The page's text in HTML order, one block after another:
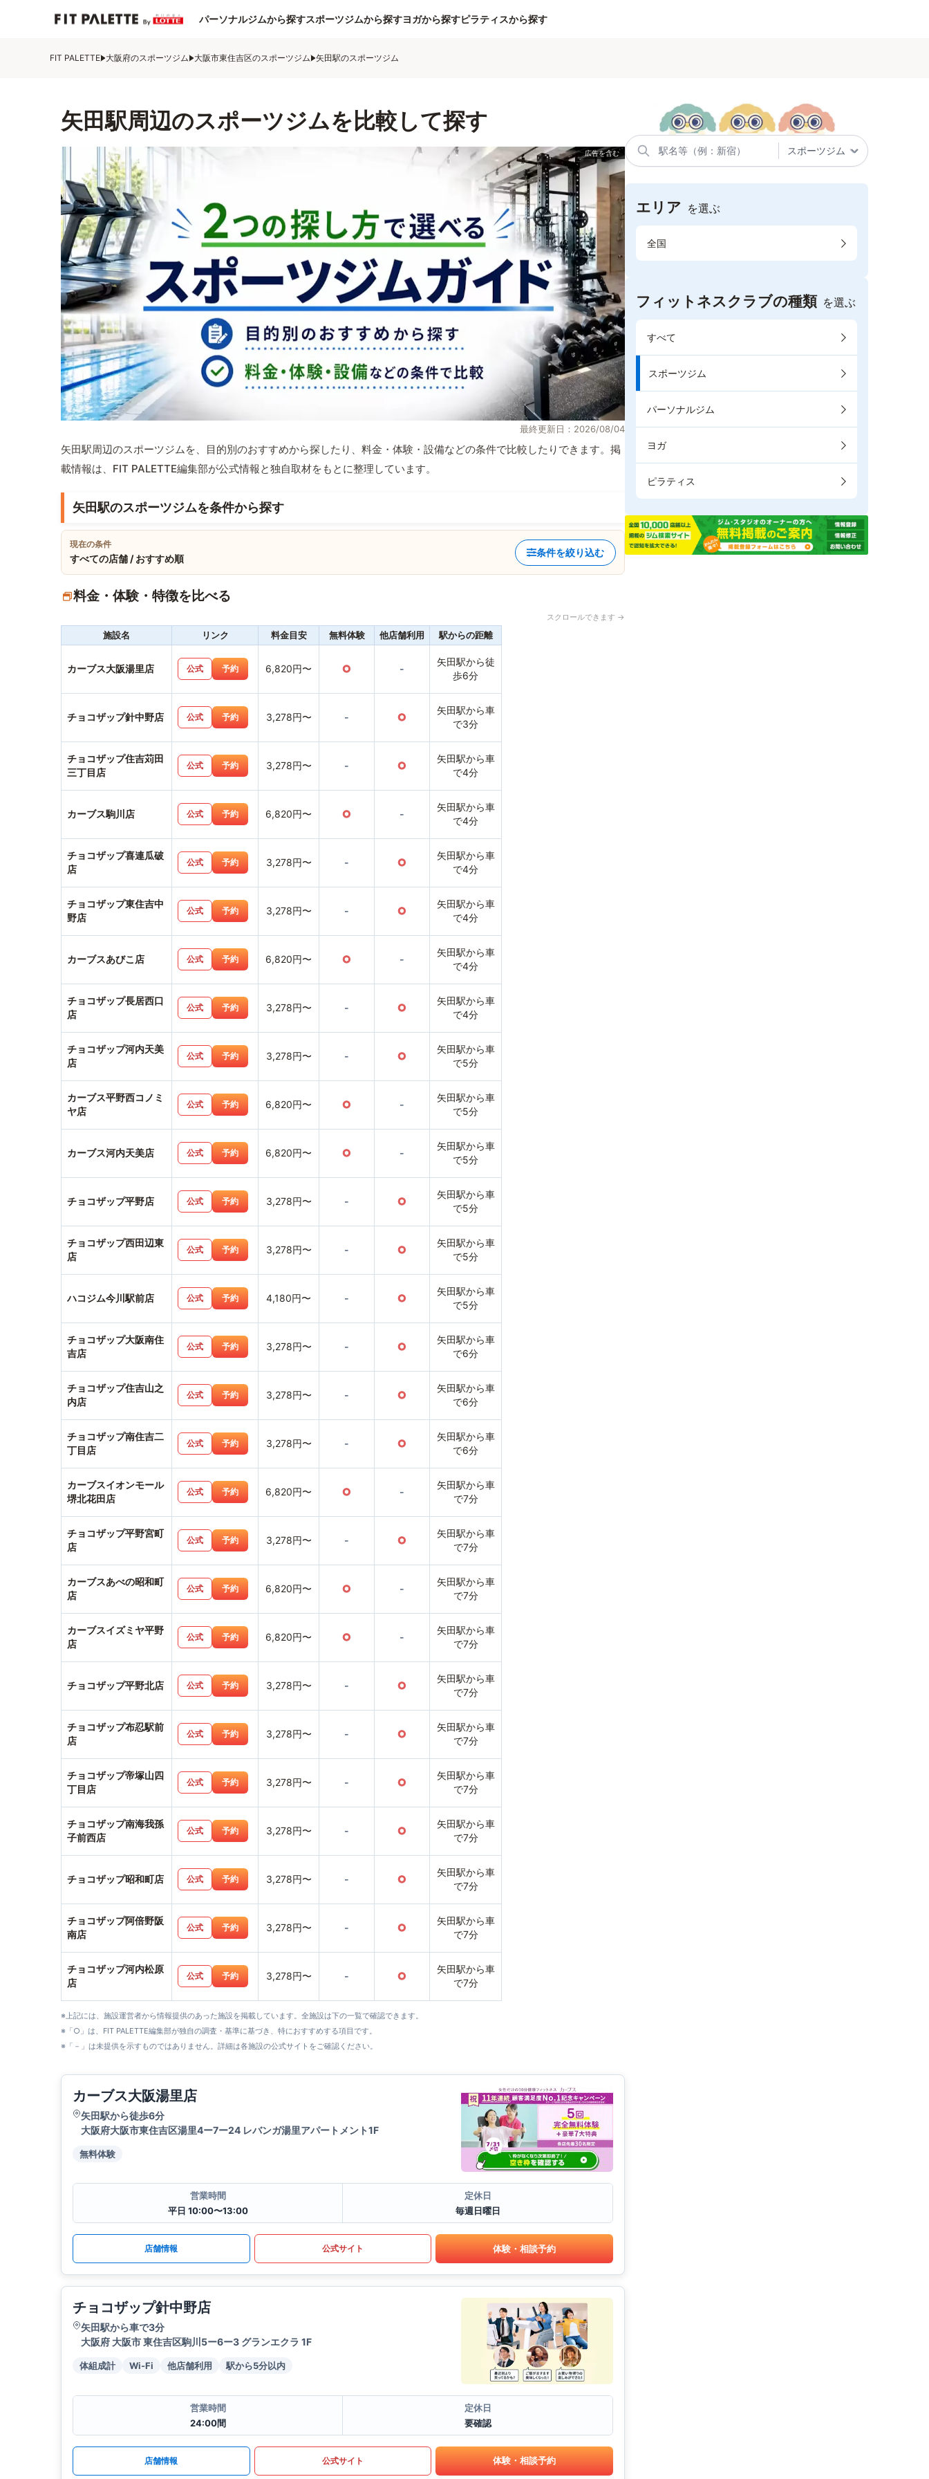
パーソナルジムから探すスポーツジムから探すヨガから探すピラティスから探す
FIT PALETTE 大阪府のスポーツジム 大阪市東住吉区のスポーツジム 矢田駅のスポーツジム
矢田駅周辺のスポーツジムを比較して探す
最終更新日：2026/08/04
矢田駅周辺のスポーツジムを、目的別のおすすめから探したり、料金・体験・設備などの条件で比較したりできます。掲
載情報は、FIT PALETTE編集部が公式情報と独自取材をもとに整理しています。
矢田駅のスポーツジムを条件から探す
現在の条件
すべての店舗 / おすすめ順
条件を絞り込む
料金・体験・特徴を比べる
スクロールできます →
施設名 リンク 料金目安 無料体験 他店舗利用 駅からの距離
カーブス大阪湯里店 公式 予約 6,820円〜 ○ -
矢田駅から徒
歩6分
チョコザップ針中野店 公式 予約 3,278円〜 - ○
矢田駅から車
で3分
チョコザップ住吉苅田
三丁目店
公式 予約 3,278円〜 - ○
矢田駅から車
で4分
カーブス駒川店 公式 予約 6,820円〜 ○ -
矢田駅から車
で4分
チョコザップ喜連瓜破
店
公式 予約 3,278円〜 - ○
矢田駅から車
で4分
チョコザップ東住吉中
野店
公式 予約 3,278円〜 - ○
矢田駅から車
で4分
カーブスあびこ店 公式 予約 6,820円〜 ○ -
矢田駅から車
で4分
チョコザップ長居西口
店
公式 予約 3,278円〜 - ○
矢田駅から車
で4分
チョコザップ河内天美
店
公式 予約 3,278円〜 - ○
矢田駅から車
で5分
カーブス平野西コノミ
ヤ店
公式 予約 6,820円〜 ○ -
矢田駅から車
で5分
カーブス河内天美店 公式 予約 6,820円〜 ○ -
矢田駅から車
で5分
チョコザップ平野店 公式 予約 3,278円〜 - ○
矢田駅から車
で5分
チョコザップ西田辺東
店
公式 予約 3,278円〜 - ○
矢田駅から車
で5分
ハコジム今川駅前店 公式 予約 4,180円〜 - ○
矢田駅から車
で5分
チョコザップ大阪南住
吉店
公式 予約 3,278円〜 - ○
矢田駅から車
で6分
チョコザップ住吉山之
内店
公式 予約 3,278円〜 - ○
矢田駅から車
で6分
チョコザップ南住吉二
丁目店
公式 予約 3,278円〜 - ○
矢田駅から車
で6分
カーブスイオンモール
堺北花田店
公式 予約 6,820円〜 ○ -
矢田駅から車
で7分
チョコザップ平野宮町
店
公式 予約 3,278円〜 - ○
矢田駅から車
で7分
カーブスあべの昭和町
店
公式 予約 6,820円〜 ○ -
矢田駅から車
で7分
カーブスイズミヤ平野
店
公式 予約 6,820円〜 ○ -
矢田駅から車
で7分
チョコザップ平野北店 公式 予約 3,278円〜 - ○
矢田駅から車
で7分
チョコザップ布忍駅前
店
公式 予約 3,278円〜 - ○
矢田駅から車
で7分
チョコザップ帝塚山四
丁目店
公式 予約 3,278円〜 - ○
矢田駅から車
で7分
チョコザップ南海我孫
子前西店
公式 予約 3,278円〜 - ○
矢田駅から車
で7分
チョコザップ昭和町店 公式 予約 3,278円〜 - ○
矢田駅から車
で7分
チョコザップ阿倍野阪
南店
公式 予約 3,278円〜 - ○
矢田駅から車
で7分
チョコザップ河内松原
店
公式 予約 3,278円〜 - ○
矢田駅から車
で7分
※上記には、施設運営者から情報提供のあった施設を掲載しています。全施設は下の一覧で確認できます。
※「○」は、FIT PALETTE編集部が独自の調査・基準に基づき、特におすすめする項目です。
※「－」は未提供を示すものではありません。詳細は各施設の公式サイトをご確認ください。
カーブス大阪湯里店
矢田駅から徒歩6分
大阪府大阪市東住吉区湯里4ー7ー24 レバンガ湯里アパートメント1F
無料体験
営業時間
平日 10:00〜13:00
定休日
毎週日曜日
店舗情報 公式サイト 体験・相談予約
チョコザップ針中野店
矢田駅から車で3分
大阪府 大阪市 東住吉区駒川5ー6ー3 グランエクラ 1F
体組成計 Wi-Fi 他店舗利用 駅から5分以内
営業時間
24:00間
定休日
要確認
店舗情報 公式サイト 体験・相談予約
エリア を選ぶ
全国
フィットネスクラブの種類 を選ぶ
すべて
スポーツジム
パーソナルジム
ヨガ
ピラティス